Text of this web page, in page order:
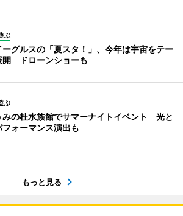
ぶ
ーグルスの「夏スタ！」、今年は宇宙をテー
開 ドローンショーも
ぶ
みの杜水族館でサマーナイトイベント 光と
フォーマンス演出も
もっと見る